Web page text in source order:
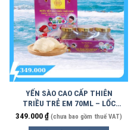
YẾN SÀO CAO CẤP THIÊN
TRIỀU TRẺ EM 70ML – LỐC
6HỦ
349.000₫ (chưa bao gồm thuế VAT)